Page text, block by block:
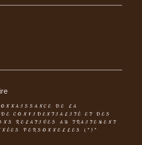
DE LA
CONFIDENTIALITÉ ET DES
RELATIVES AU TRAITEMENT
PERSONNELLES (*)*